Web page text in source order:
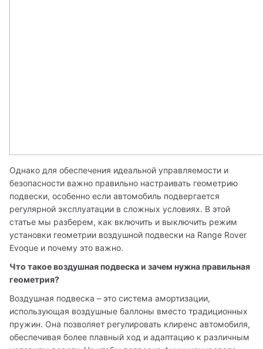
Однако для обеспечения идеальной управляемости и
безопасности важно правильно настраивать геометрию
подвески, особенно если автомобиль подвергается
регулярной эксплуатации в сложных условиях. В этой
статье мы разберем, как включить и выключить режим
установки геометрии воздушной подвески на Range Rover
Evoque и почему это важно.
Что такое воздушная подвеска и зачем нужна правильная
геометрия?
Воздушная подвеска – это система амортизации,
использующая воздушные баллоны вместо традиционных
пружин. Она позволяет регулировать клиренс автомобиля,
обеспечивая более плавный ход и адаптацию к различным